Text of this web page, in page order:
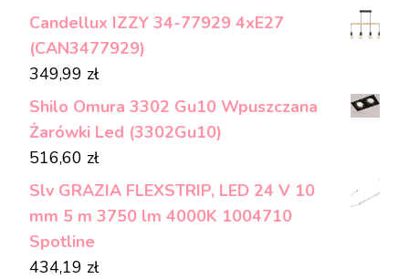
Candellux IZZY 34-77929 4xE27
(CAN3477929)
349,99 zł
Shilo Omura 3302 Gu10 Wpuszczana
Żarówki Led (3302Gu10)
516,60 zł
Slv GRAZIA FLEXSTRIP, LED 24 V 10
mm 5 m 3750 lm 4000K 1004710
Spotline
434,19 zł